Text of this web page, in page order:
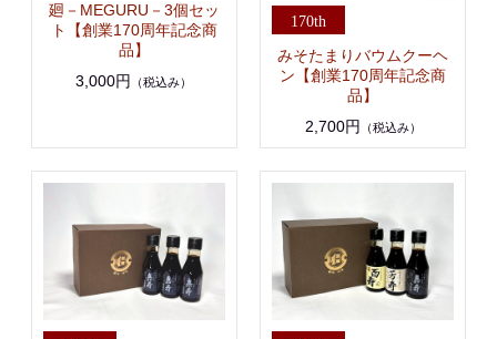
廻－MEGURU－3個セッ
ト【創業170周年記念商
品】
3,000円
（税込み）
みそたまりバウムクーヘ
ン【創業170周年記念商
品】
2,700円
（税込み）